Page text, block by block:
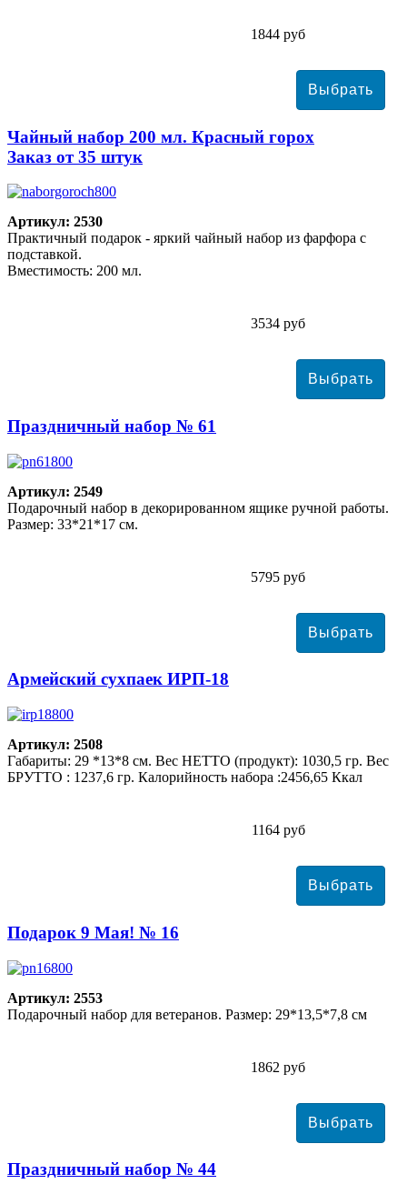
1844 руб
Чайный набор 200 мл. Красный горох
Заказ от 35 штук
Артикул: 2530
Практичный подарок - яркий чайный набор из фарфора с
подставкой.
Вместимость: 200 мл.
3534 руб
Праздничный набор № 61
Артикул: 2549
Подарочный набор в декорированном ящике ручной работы.
Размер: 33*21*17 см.
5795 руб
Армейский сухпаек ИРП-18
Артикул: 2508
Габариты: 29 *13*8 см. Вес НЕТТО (продукт): 1030,5 гр. Вес
БРУТТО : 1237,6 гр. Калорийность набора :2456,65 Ккал
1164 руб
Подарок 9 Мая! № 16
Артикул: 2553
Подарочный набор для ветеранов. Размер: 29*13,5*7,8 см
1862 руб
Праздничный набор № 44